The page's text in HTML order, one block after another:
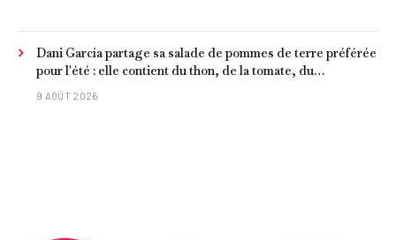
Dani García partage sa salade de pommes de terre préférée
pour l'été : elle contient du thon, de la tomate, du
concombre et de l'œuf
9 AOÛT 2026